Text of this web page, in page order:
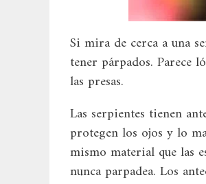
Si mira de cerca a una
tener párpados. Parece
las presas.
Las serpientes tienen
protegen los ojos y lo
mismo material que las
nunca parpadea. Los